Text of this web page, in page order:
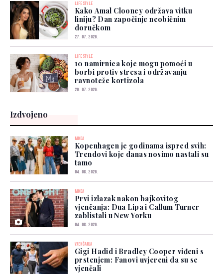
LIFESTYLE
Kako Amal Clooney održava vitku
liniju? Dan započinje neobičnim
doručkom
27. 07. 2026.
LIFESTYLE
10 namirnica koje mogu pomoći u
borbi protiv stresa i održavanju
ravnoteže kortizola
20. 07. 2026.
Izdvojeno
MODA
Kopenhagen je godinama ispred svih:
Trendovi koje danas nosimo nastali su
tamo
04. 08. 2026.
MODA
Prvi izlazak nakon bajkovitog
vjenčanja: Dua Lipa i Callum Turner
zablistali u New Yorku
04. 08. 2026.
VJENČANJA
Gigi Hadid i Bradley Cooper viđeni s
prstenjem: Fanovi uvjereni da su se
vjenčali